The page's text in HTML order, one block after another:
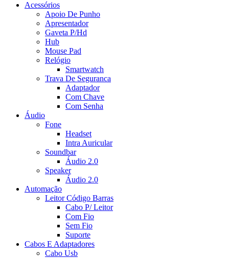
Acessórios
Apoio De Punho
Apresentador
Gaveta P/Hd
Hub
Mouse Pad
Relógio
Smartwatch
Trava De Seguranca
Adaptador
Com Chave
Com Senha
Áudio
Fone
Headset
Intra Auricular
Soundbar
Áudio 2.0
Speaker
Áudio 2.0
Automação
Leitor Código Barras
Cabo P/ Leitor
Com Fio
Sem Fio
Suporte
Cabos E Adaptadores
Cabo Usb